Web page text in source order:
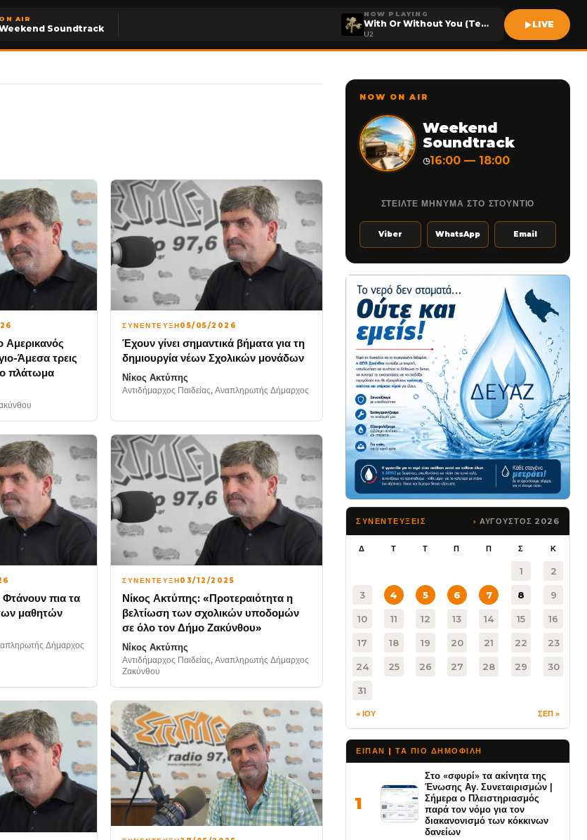
ON AIR
Soundtrack
NOW PLAYING
With Or Without You (Teemid Edit)
U2
LIVE
Άμεσα τρεις
πλάτωμα
ΣΥΝΕΝΤΕΥΞΗ05/05/2026
Έχουν γίνει σημαντικά βήματα για τη
δημιουργία νέων Σχολικών μονάδων
Νίκος Ακτύπης
Αντιδήμαρχος Παιδείας, Αναπληρωτής Δήμαρχος
πια τα
μαθητών
Δήμαρχος
ΣΥΝΕΝΤΕΥΞΗ03/12/2025
Νίκος Ακτύπης: «Προτεραιότητα η
βελτίωση των σχολικών υποδομών
σε όλο τον Δήμο Ζακύνθου»
Νίκος Ακτύπης
Αντιδήμαρχος Παιδείας, Αναπληρωτής Δήμαρχος
Ζακύνθου
NOW ON AIR
Weekend
Soundtrack
◷16:00 — 18:00
ΣΤΕΙΛΤΕ ΜΗΝΥΜΑ ΣΤΟ ΣΤΟΥΝΤΙΟ
Viber WhatsApp Email
ΣΥΝΕΝΤΕΥΞΕΙΣ ΑΥΓΟΥΣΤΟΣ 2026
Δ Τ Τ Π Π Σ Κ
1 2
3 4 5 6 7 8 9
10 11 12 13 14 15 16
17 18 19 20 21 22 23
24 25 26 27 28 29 30
31
« ΙΟΥ ΣΕΠ »
ΕΙΠΑΝ | ΤΑ ΠΙΟ ΔΗΜΟΦΙΛΉ
1
Στο «σφυρί» τα ακίνητα της
Ένωσης Αγ. Συνεταιρισμών |
Σήμερα ο Πλειστηριασμός
παρά τον νόμο για τον
διακανονισμό των κόκκινων
δανείων